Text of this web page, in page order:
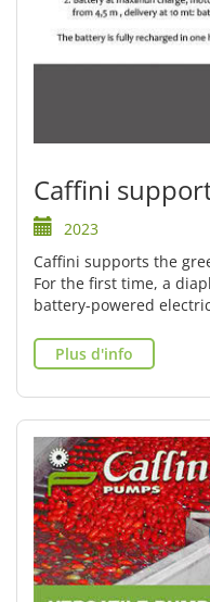
Caffini
2023
Caffini supports the
For the first time, a
battery-powered
Plus d'info